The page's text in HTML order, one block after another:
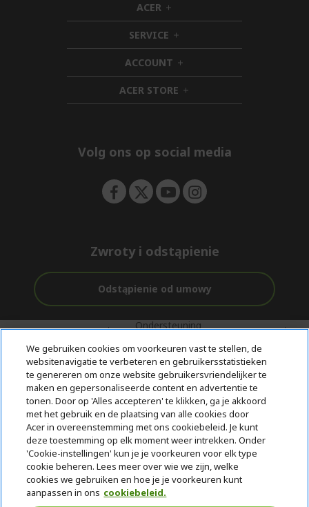
ACER h
i
d
d
e
n
SERVICE h
i
d
d
e
n
ACCOUNT h
i
d
d
ACER STORE h
i
e
Volg ons op social media
Zwroty i odstąpienie
Odstąpienie od umowy
Gratis
bezorging
Ondersteuning
aankoop
Met 0%
Rente
© 2026 Acer Inc.
CPYou BV is de erkende reseller van de producten en diensten die
in deze winkel worden aangeboden.
We gebruiken cookies om voorkeuren vast te stellen, de
websitenavigatie te verbeteren en gebruikersstatistieken
te genereren om onze website gebruikersvriendelijker te
maken en gepersonaliseerde content en advertentie te
tonen. Door op 'Alles accepteren' te klikken, ga je akkoord
met het gebruik en de plaatsing van alle cookies door
Acer in overeenstemming met ons cookiebeleid. Je kunt
deze toestemming op elk moment weer intrekken. Onder
'Cookie-instellingen' kun je je voorkeuren voor elk type
cookie beheren. Lees meer over wie we zijn, welke
cookies we gebruiken en hoe je je voorkeuren kunt
aanpassen in ons cookiebeleid.